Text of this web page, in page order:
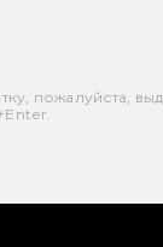
пожалуйста,